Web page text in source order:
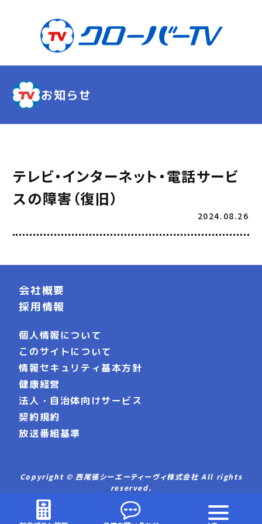
お知らせ
テレビ・インターネット・電話サービ
スの障害（復旧）
2024.08.26
会社概要
採用情報
個人情報について
このサイトについて
情報セキュリティ基本方針
健康経営
法人・自治体向けサービス
契約規約
放送番組基準
Copyright © 西尾張シーエーティーヴィ株式会社 All rights
reserved.